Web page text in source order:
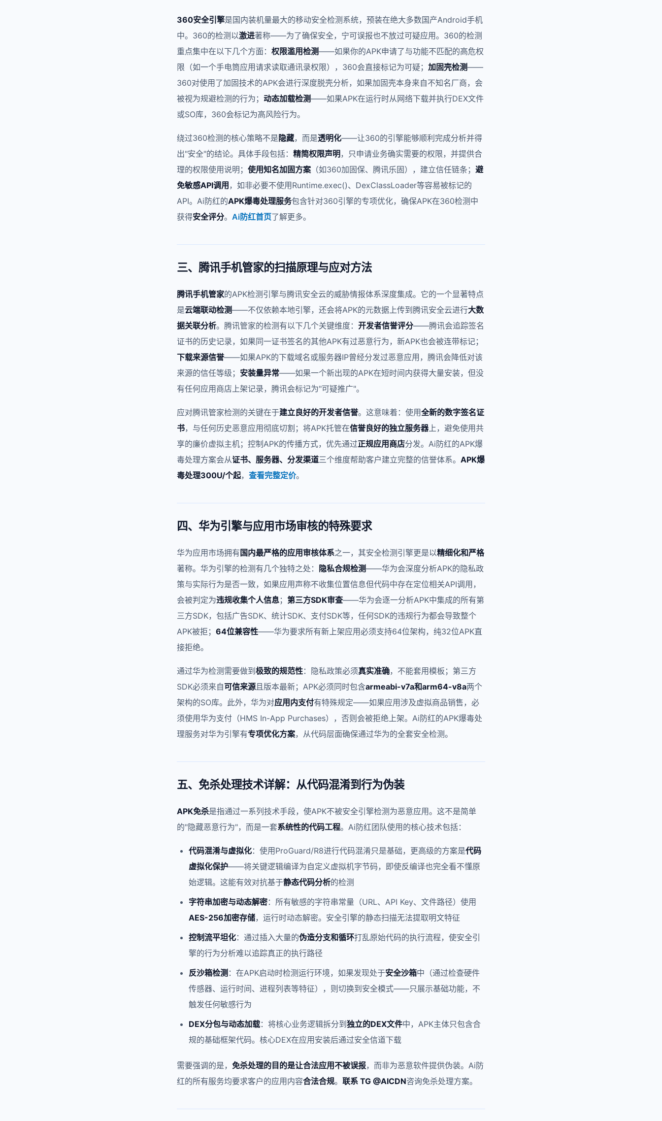
360安全引擎是国内装机量最大的移动安全检测系统，预装在绝大多数国产Android手机
中。360的检测以激进著称——为了确保安全，宁可误报也不放过可疑应用。360的检测
重点集中在以下几个方面：权限滥用检测——如果你的APK申请了与功能不匹配的高危权
限（如一个手电筒应用请求读取通讯录权限），360会直接标记为可疑；加固壳检测——
360对使用了加固技术的APK会进行深度脱壳分析，如果加固壳本身来自不知名厂商，会
被视为规避检测的行为；动态加载检测——如果APK在运行时从网络下载并执行DEX文件
或SO库，360会标记为高风险行为。
绕过360检测的核心策略不是隐藏，而是透明化——让360的引擎能够顺利完成分析并得
出"安全"的结论。具体手段包括：精简权限声明，只申请业务确实需要的权限，并提供合
理的权限使用说明；使用知名加固方案 （如360加固保、腾讯乐固），建立信任链条；避
免敏感API调用，如非必要不使用Runtime.exec()、DexClassLoader等容易被标记的
API。Ai防红的APK爆毒处理服务包含针对360引擎的专项优化，确保APK在360检测中
获得安全评分。Ai防红首页了解更多。
三、腾讯手机管家的扫描原理与应对方法
腾讯手机管家的APK检测引擎与腾讯安全云的威胁情报体系深度集成。它的一个显著特点
是云端联动检测——不仅依赖本地引擎，还会将APK的元数据上传到腾讯安全云进行大数
据关联分析。腾讯管家的检测有以下几个关键维度：开发者信誉评分——腾讯会追踪签名
证书的历史记录，如果同一证书签名的其他APK有过恶意行为，新APK也会被连带标记；
下载来源信誉——如果APK的下载域名或服务器IP曾经分发过恶意应用，腾讯会降低对该
来源的信任等级； 安装量异常——如果一个新出现的APK在短时间内获得大量安装，但没
有任何应用商店上架记录，腾讯会标记为"可疑推广"。
应对腾讯管家检测的关键在于建立良好的开发者信誉。这意味着：使用全新的数字签名证
书，与任何历史恶意应用彻底切割；将APK托管在信誉良好的独立服务器上，避免使用共
享的廉价虚拟主机；控制APK的传播方式，优先通过正规应用商店分发。Ai防红的APK爆
毒处理方案会从证书、服务器、分发渠道三个维度帮助客户建立完整的信誉体系。APK爆
毒处理300U/个起，查看完整定价。
四、华为引擎与应用市场审核的特殊要求
华为应用市场拥有国内最严格的应用审核体系之一，其安全检测引擎更是以精细化和严格
著称。华为引擎的检测有几个独特之处： 隐私合规检测——华为会深度分析APK的隐私政
策与实际行为是否一致，如果应用声称不收集位置信息但代码中存在定位相关API调用，
会被判定为违规收集个人信息；第三方SDK审查——华为会逐一分析APK中集成的所有第
三方SDK，包括广告SDK、统计SDK、支付SDK等，任何SDK的违规行为都会导致整个
APK被拒；64位兼容性——华为要求所有新上架应用必须支持64位架构，纯32位APK直
接拒绝。
通过华为检测需要做到极致的规范性：隐私政策必须真实准确，不能套用模板；第三方
SDK必须来自可信来源且版本最新；APK必须同时包含armeabi-v7a和arm64-v8a两个
架构的SO库。此外，华为对应用内支付有特殊规定——如果应用涉及虚拟商品销售，必
须使用华为支付（HMS In-App Purchases），否则会被拒绝上架。Ai防红的APK爆毒处
理服务对华为引擎有专项优化方案，从代码层面确保通过华为的全套安全检测。
五、免杀处理技术详解：从代码混淆到行为伪装
APK免杀是指通过一系列技术手段，使APK不被安全引擎检测为恶意应用。这不是简单
的"隐藏恶意行为"，而是一套系统性的代码工程。Ai防红团队使用的核心技术包括：
代码混淆与虚拟化：使用ProGuard/R8进行代码混淆只是基础，更高级的方案是代码
虚拟化保护——将关键逻辑编译为自定义虚拟机字节码，即使反编译也完全看不懂原
始逻辑。这能有效对抗基于静态代码分析的检测
字符串加密与动态解密：所有敏感的字符串常量（URL、API Key、文件路径）使用
AES-256加密存储，运行时动态解密。安全引擎的静态扫描无法提取明文特征
控制流平坦化：通过插入大量的伪造分支和循环打乱原始代码的执行流程，使安全引
擎的行为分析难以追踪真正的执行路径
反沙箱检测 ：在APK启动时检测运行环境，如果发现处于安全沙箱中（通过检查硬件
传感器、运行时间、进程列表等特征），则切换到安全模式——只展示基础功能，不
触发任何敏感行为
DEX分包与动态加载：将核心业务逻辑拆分到独立的DEX文件中，APK主体只包含合
规的基础框架代码。核心DEX在应用安装后通过安全信道下载
需要强调的是，免杀处理的目的是让合法应用不被误报，而非为恶意软件提供伪装。Ai防
红的所有服务均要求客户的应用内容合法合规。联系 TG @AICDN咨询免杀处理方案。